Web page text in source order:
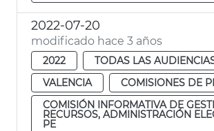
2022-07-20
modificado hace 3 años
2022
TODAS LAS
VALENCIA
COMISIONES DE
COMISIÓN INFORMATIVA DE
RECURSOS, ADMINISTRACIÓN
PE